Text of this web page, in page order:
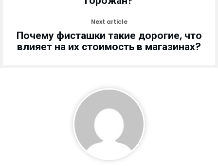
Next article
Почему фисташки такие дорогие, что
влияет на их стоимость в магазинах?